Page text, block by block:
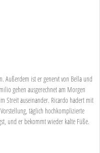
Außerdem ist er genervt von Bella und
gehen ausgerechnet am Morgen
Streit auseinander. Ricardo hadert mit
täglich hochkomplizierte
und er bekommt wieder kalte Füße.